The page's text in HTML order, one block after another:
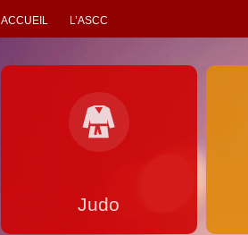
ACCUEIL L’ASCC
Judo